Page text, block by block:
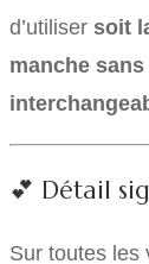
d’utiliser soit
manche
💕 Détail
Sur toutes les